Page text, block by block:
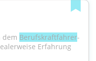
dem Berufskraftfahrer-
Erfahrung